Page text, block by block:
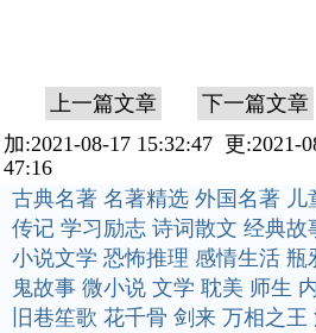
上一篇文章 下一篇文章
加:2021-08-17 15:32:47 更:2021-
47:16
古典名著 名著精选 外国名著 儿
传记 学习励志 诗词散文 经典故
小说文学 恐怖推理 感情生活 瓶
鬼故事 微小说 文学 耽美 师生
旧巷笙歌 花千骨 剑来 万相之王